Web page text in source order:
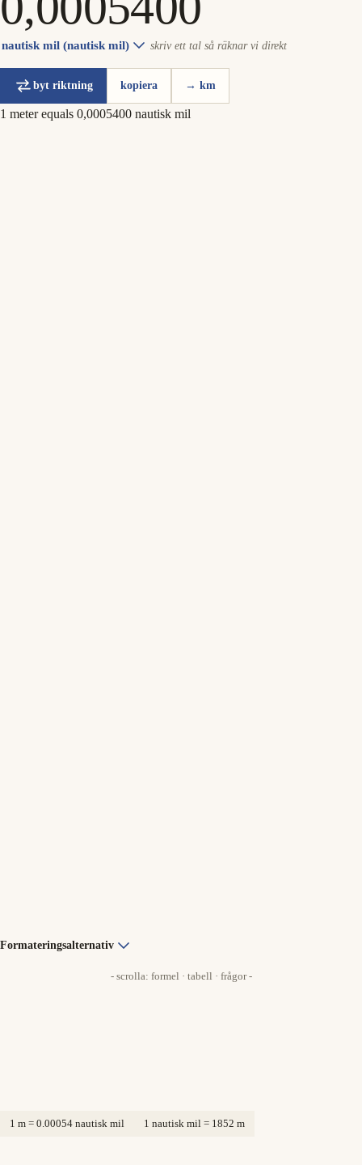
nautisk mil (nautisk mil) skriv ett tal så räknar vi direkt
byt riktning kopiera → km
1 meter equals 0,0005400 nautisk mil
Formateringsalternativ
- scrolla: formel · tabell · frågor -
1 m = 0.00054 nautisk mil 1 nautisk mil = 1852 m